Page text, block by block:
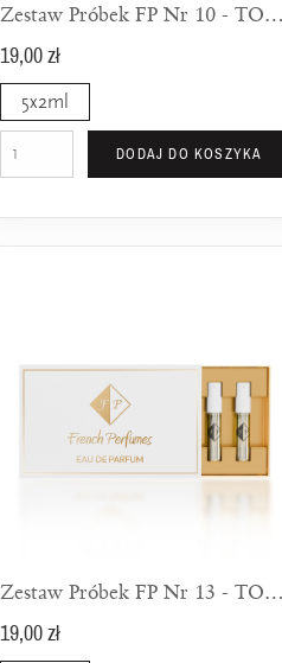
Zestaw Próbek FP Nr 10 - TOP 5 Orientalnych Zapachów Dla Kobiet
19,00 zł
5x2ml
DODAJ DO KOSZYKA
Zestaw Próbek FP Nr 13 - TOP 5 Zapachów Do Biura Dla Kobiet
19,00 zł